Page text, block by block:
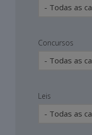
Concursos
Leis